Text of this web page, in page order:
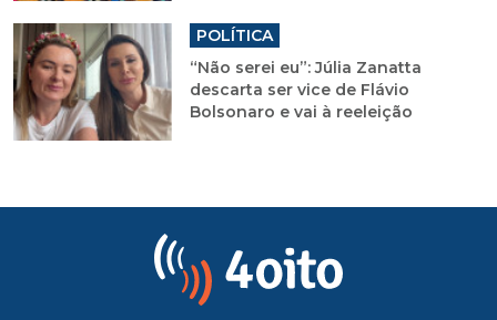
POLÍTICA
“Não serei eu”: Júlia Zanatta
descarta ser vice de Flávio
Bolsonaro e vai à reeleição